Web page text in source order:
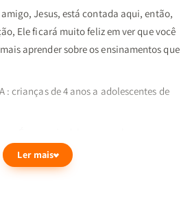
Jesus, está contada aqui, então,
Ele ficará muito feliz em ver que você
aprender sobre os ensinamentos que
: crianças de 4 anos a adolescentes de
com toda a humanidade. Seus
livros:
Ler mais